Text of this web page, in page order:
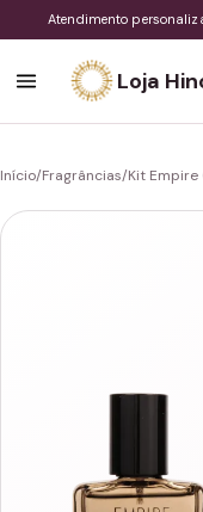
Atendimento
Loja
Início/Fragrâncias/Kit Empire